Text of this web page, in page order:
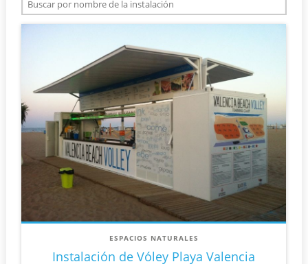
ESPACIOS NATURALES
Instalación de Vóley Playa Valencia